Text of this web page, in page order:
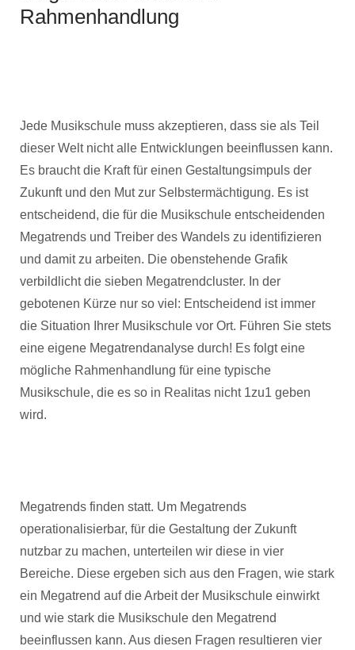
Rahmenhandlung
Jede Musikschule muss akzeptieren, dass sie als Teil
dieser Welt nicht alle Entwicklungen beeinflussen kann.
Es braucht die Kraft für einen Gestaltungsimpuls der
Zukunft und den Mut zur Selbstermächtigung. Es ist
entscheidend, die für die Musikschule entscheidenden
Megatrends und Treiber des Wandels zu identifizieren
und damit zu arbeiten. Die obenstehende Grafik
verbildlicht die sieben Megatrendcluster. In der
gebotenen Kürze nur so viel: Entscheidend ist immer
die Situation Ihrer Musikschule vor Ort. Führen Sie stets
eine eigene Megatrendanalyse durch! Es folgt eine
mögliche Rahmenhandlung für eine typische
Musikschule, die es so in Realitas nicht 1zu1 geben
wird.
Megatrends finden statt. Um Megatrends
operationalisierbar, für die Gestaltung der Zukunft
nutzbar zu machen, unterteilen wir diese in vier
Bereiche. Diese ergeben sich aus den Fragen, wie stark
ein Megatrend auf die Arbeit der Musikschule einwirkt
und wie stark die Musikschule den Megatrend
beeinflussen kann. Aus diesen Fragen resultieren vier